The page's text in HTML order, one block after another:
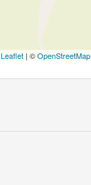
Leaflet | ©OpenStreetMap